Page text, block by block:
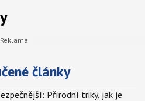
články
Přírodní triky, jak je